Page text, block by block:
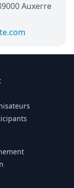
Auxerre